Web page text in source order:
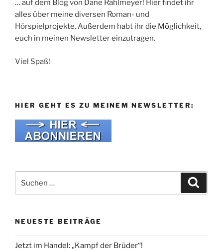
… auf dem Blog von Dane Rahlmeyer! Hier findet ihr
alles über meine diversen Roman- und
Hörspielprojekte. Außerdem habt ihr die Möglichkeit,
euch in meinen Newsletter einzutragen.
Viel Spaß!
HIER GEHT ES ZU MEINEM NEWSLETTER:
nach:
NEUESTE BEITRÄGE
Jetzt im Handel: „Kampf der Brüder“!